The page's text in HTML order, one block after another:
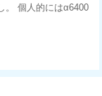
。 個人的にはα6400